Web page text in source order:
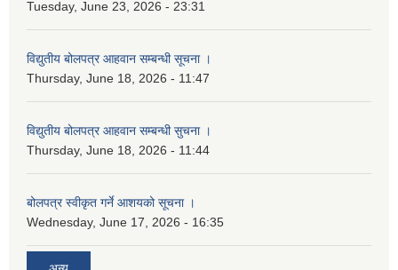
Tuesday, June 23, 2026 - 23:31
विद्युतीय बोलपत्र आहवान सम्बन्धी सूचना ।
Thursday, June 18, 2026 - 11:47
विद्युतीय बोलपत्र आहवान सम्बन्धी सुचना ।
Thursday, June 18, 2026 - 11:44
बोलपत्र स्वीकृत गर्ने आशयको सूचना ।
Wednesday, June 17, 2026 - 16:35